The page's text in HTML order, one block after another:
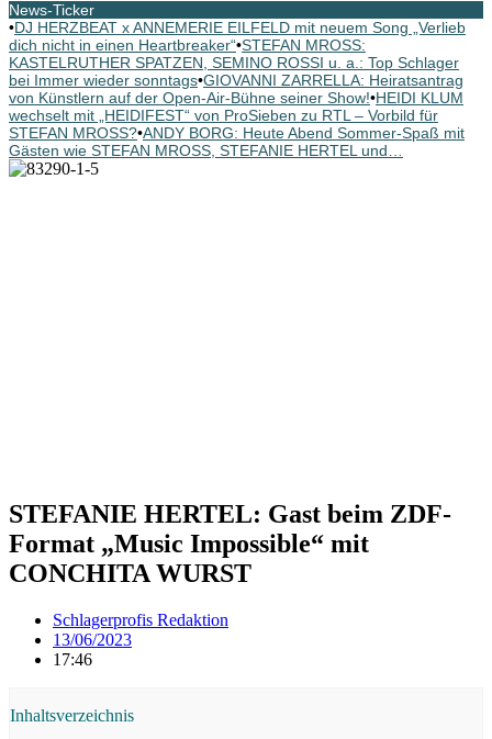
News-Ticker
•DJ HERZBEAT x ANNEMERIE EILFELD mit neuem Song „Verlieb
dich nicht in einen Heartbreaker“•STEFAN MROSS:
KASTELRUTHER SPATZEN, SEMINO ROSSI u. a.: Top Schlager
bei Immer wieder sonntags•GIOVANNI ZARRELLA: Heiratsantrag
von Künstlern auf der Open-Air-Bühne seiner Show!•HEIDI KLUM
wechselt mit „HEIDIFEST“ von ProSieben zu RTL – Vorbild für
STEFAN MROSS?•ANDY BORG: Heute Abend Sommer-Spaß mit
Gästen wie STEFAN MROSS, STEFANIE HERTEL und…
STEFANIE HERTEL: Gast beim ZDF-
Format „Music Impossible“ mit
CONCHITA WURST
Schlagerprofis Redaktion
13/06/2023
17:46
Inhaltsverzeichnis